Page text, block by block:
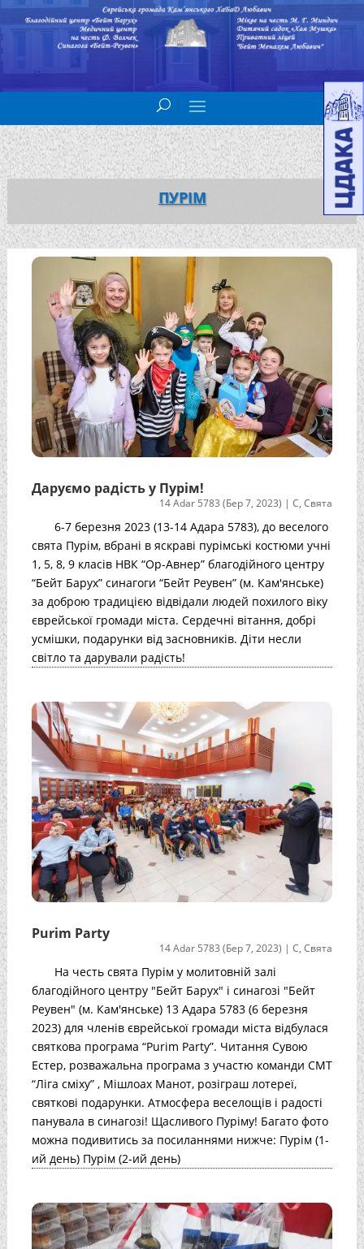
ПУРІМ
Даруємо радість у Пурім!
14 Adar 5783 (Бер 7, 2023) |С,Свята
6-7 березня 2023 (13-14 Адара 5783), до веселого
свята Пурім, вбрані в яскраві пурімські костюми учні
1, 5, 8, 9 класів НВК “Ор-Авнер” благодійного центру
“Бейт Барух” синагоги “Бейт Реувен” (м. Кам'янське)
за доброю традицією відвідали людей похилого віку
єврейської громади міста. Сердечні вітання, добрі
усмішки, подарунки від засновників. Діти несли
світло та дарували радість!
Purim Party
14 Adar 5783 (Бер 7, 2023) |С,Свята
На честь свята Пурім у молитовній залі
благодійного центру "Бейт Барух" і синагозі "Бейт
Реувен" (м. Кам'янське) 13 Адара 5783 (6 березня
2023) для членів єврейської громади міста відбулася
святкова програма “Purim Party”. Читання Сувою
Естер, розважальна програма з участю команди СМТ
“Ліга сміху” , Мішлоах Манот, розіграш лотереї,
святкові подарунки. Атмосфера веселощів і радості
панувала в синагозі! Щасливого Пуріму! Багато фото
можна подивитись за посиланнями нижче: Пурім (1-
ий день) Пурім (2-ий день)